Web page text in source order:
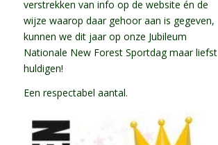
verstrekken van info op de website én de
wijze waarop daar gehoor aan is gegeven,
kunnen we dit jaar op onze Jubileum
Nationale New Forest Sportdag maar liefst
huldigen!
Een respectabel aantal.